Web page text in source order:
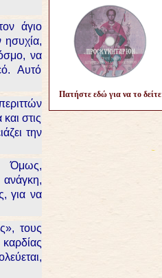
άγιο
ησυχία,
να
Αυτό
στις
την
Όμως,
ανάγκη,
για να
τους
Πατήστε εδώ για να το δείτε